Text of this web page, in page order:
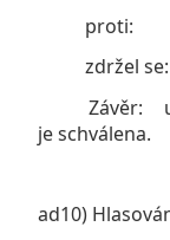
zdržel
Závěr:
je schválena.
ad10)